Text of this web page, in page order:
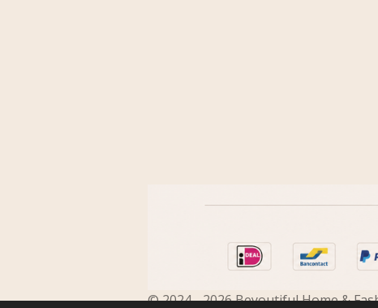
© 2024 - 2026 Beyoutiful Home &